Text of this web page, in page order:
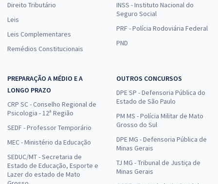
Direito Tributário
Leis
Leis Complementares
Remédios Constitucionais
INSS - Instituto Nacional do
Seguro Social
PRF - Polícia Rodoviária Federal
PND
PREPARAÇÃO A MÉDIO E A
LONGO PRAZO
CRP SC - Conselho Regional de
Psicologia - 12ª Região
SEDF - Professor Temporário
MEC - Ministério da Educação
SEDUC/MT - Secretaria de
Estado de Educação, Esporte e
Lazer do estado de Mato
OUTROS CONCURSOS
DPE SP - Defensoria Pública do
Estado de São Paulo
PM MS - Polícia Militar de Mato
Grosso do Sul
DPE MG - Defensoria Pública de
Minas Gerais
TJ MG - Tribunal de Justiça de
Minas Gerais